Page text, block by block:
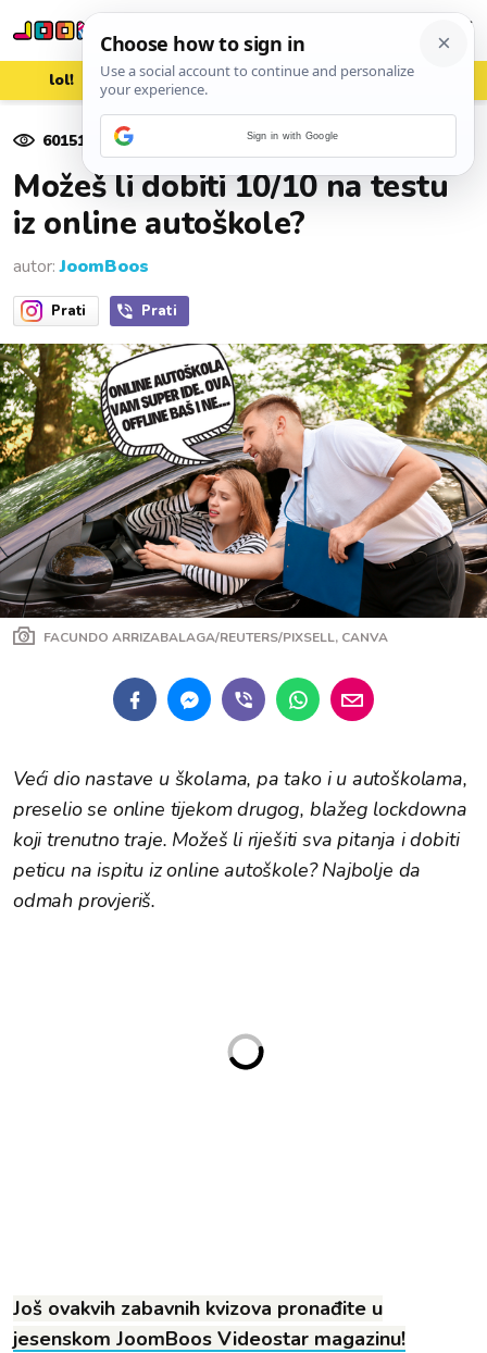
lol! aww vrh! woot?!
60151 pregleda
Možeš li dobiti 10/10 na testu
iz online autoškole?
autor:JoomBoos
Prati Prati
FACUNDO ARRIZABALAGA/REUTERS/PIXSELL, CANVA
Veći dio nastave u školama, pa tako i u autoškolama,
preselio se online tijekom drugog, blažeg lockdowna
koji trenutno traje. Možeš li riješiti sva pitanja i dobiti
peticu na ispitu iz online autoškole? Najbolje da
odmah provjeriš.
Još ovakvih zabavnih kvizova pronađite u
jesenskom JoomBoos Videostar magazinu!
Sign in with Google